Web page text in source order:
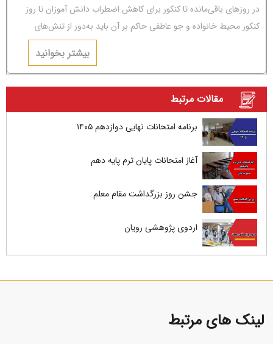
در روزهای باقی‌مانده تا کنکور برای کاهش اضطراب دانش آموزان تا روز
کنکور محیط خانواده و جو عاطفی حاکم بر آن باید به‌دور از تنش‌های
بیشتر بخوانید
مقالات مرتبط
برنامه امتحانات نهایی دوازدهم ۱۴۰۵
آغاز امتحانات پایان ترم پایه دهم
جشن روز بزرگداشت مقام معلم
اردوی پژوهشی رویان
لینک های مرتبط